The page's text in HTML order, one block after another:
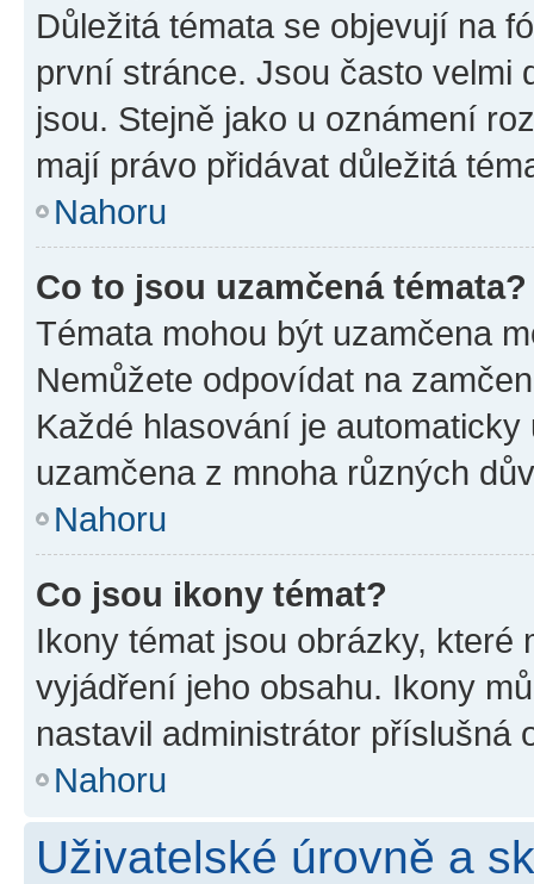
Důležitá témata se objevují na
první stránce. Jsou často velmi
jsou. Stejně jako u oznámení
mají právo přidávat důležitá
Nahoru
Co to jsou uzamčená témata?
Témata mohou být uzamčena
Nemůžete odpovídat na
Každé hlasování je
uzamčena z mnoha různých
Nahoru
Co jsou ikony témat?
Ikony témat jsou obrázky,
vyjádření jeho obsahu. Ikony
nastavil administrátor příslušná
Nahoru
Uživatelské úrovně a